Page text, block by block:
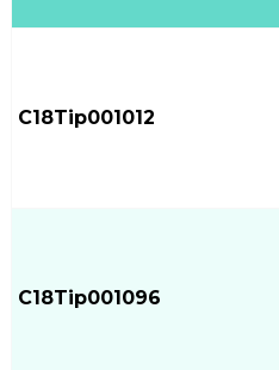
C18Tip001012
C18Tip001096